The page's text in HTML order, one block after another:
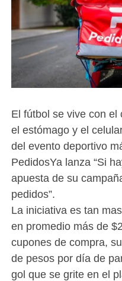
El fútbol se vive con el
el estómago y el
del evento deportivo
PedidosYa lanza “Si
apuesta de su
pedidos”.
La iniciativa es tan
en promedio más de
cupones de compra,
de pesos por día de
gol que se grite en el